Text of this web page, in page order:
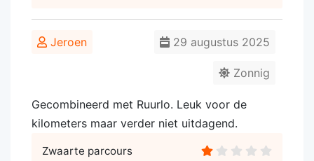
Jeroen 29 augustus 2025
Zonnig
Gecombineerd met Ruurlo. Leuk voor de
kilometers maar verder niet uitdagend.
Zwaarte parcours